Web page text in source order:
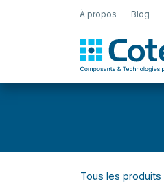
À propos Blog
Tous les produits